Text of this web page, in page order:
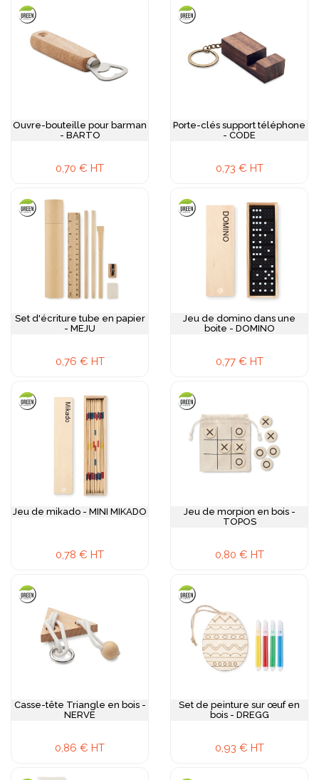
Ouvre-bouteille pour barman
- BARTO
0,70 € HT
Porte-clés support téléphone
- CODE
0,73 € HT
Set d'écriture tube en papier
- MEJU
0,76 € HT
Jeu de domino dans une
boite - DOMINO
0,77 € HT
Jeu de mikado - MINI MIKADO
0,78 € HT
Jeu de morpion en bois -
TOPOS
0,80 € HT
Casse-tête Triangle en bois -
NERVE
0,86 € HT
Set de peinture sur œuf en
bois - DREGG
0,93 € HT